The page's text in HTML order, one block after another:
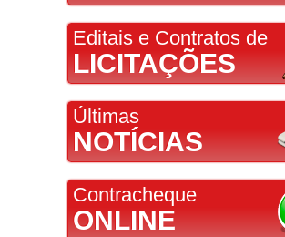
Editais e Contratos de
LICITAÇÕES
Últimas
NOTÍCIAS
Contracheque
ONLINE